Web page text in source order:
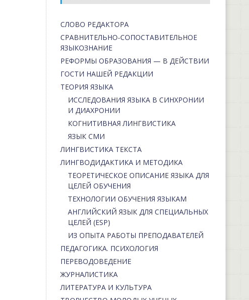
СЛОВО РЕДАКТОРА
СРАВНИТЕЛЬНО-СОПОСТАВИТЕЛЬНОЕ
ЯЗЫКОЗНАНИЕ
РЕФОРМЫ ОБРАЗОВАНИЯ — В ДЕЙСТВИИ
ГОСТИ НАШЕЙ РЕДАКЦИИ
ТЕОРИЯ ЯЗЫКА
ИССЛЕДОВАНИЯ ЯЗЫКА В СИНХРОНИИ
И ДИАХРОНИИ
КОГНИТИВНАЯ ЛИНГВИСТИКА
ЯЗЫК СМИ
ЛИНГВИСТИКА ТЕКСТА
ЛИНГВОДИДАКТИКА И МЕТОДИКА
ТЕОРЕТИЧЕСКОЕ ОПИСАНИЕ ЯЗЫКА ДЛЯ
ЦЕЛЕЙ ОБУЧЕНИЯ
ТЕХНОЛОГИИ ОБУЧЕНИЯ ЯЗЫКАМ
АНГЛИЙСКИЙ ЯЗЫК ДЛЯ СПЕЦИАЛЬНЫХ
ЦЕЛЕЙ (ESP)
ИЗ ОПЫТА РАБОТЫ ПРЕПОДАВАТЕЛЕЙ
ПЕДАГОГИКА. ПСИХОЛОГИЯ
ПЕРЕВОДОВЕДЕНИЕ
ЖУРНАЛИСТИКА
ЛИТЕРАТУРА И КУЛЬТУРА